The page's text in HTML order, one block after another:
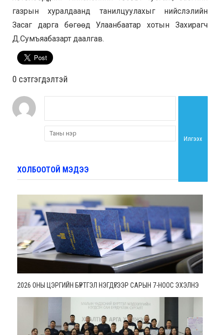
газрын хуралдаанд танилцуулахыг нийслэлийн
Засаг дарга бөгөөд Улаанбаатар хотын Захирагч
Д.Сумъяабазарт даалгав.
0 cэтгэгдэлтэй
Илгээх
ХОЛБООТОЙ МЭДЭЭ
2026 ОНЫ ЦЭРГИЙН БҮРТГЭЛ НЭГДҮГЭЭР САРЫН 7-НООС ЭХЭЛНЭ